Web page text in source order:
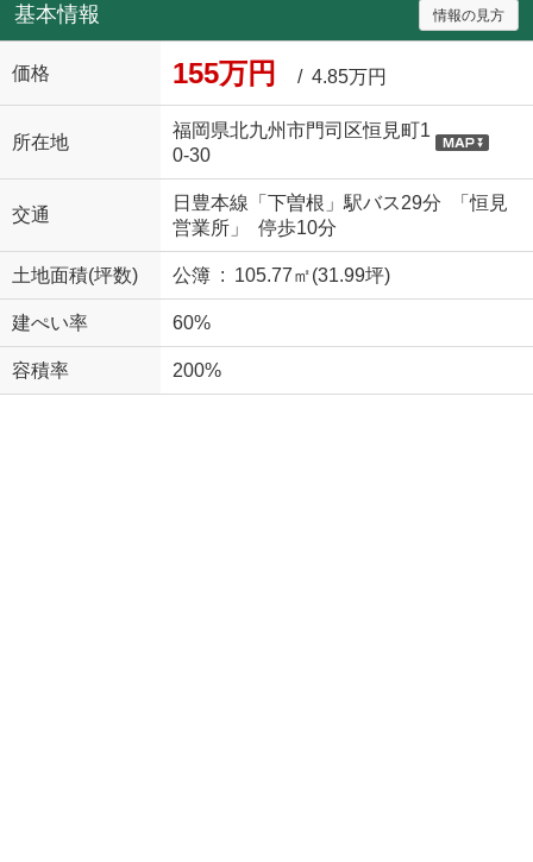
基本情報 情報の見方
価格 155万円 / 4.85万円
所在地
福岡県北九州市門司区恒見町1
0-30
交通
日豊本線「下曽根」駅バス29分 「恒見
営業所」 停歩10分
土地面積(坪数) 公簿 : 105.77㎡(31.99坪)
建ぺい率 60%
容積率 200%